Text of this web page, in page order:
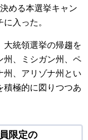
める本選挙キャン
入った。
統領選挙の帰趨を
州、ミシガン州、ペ
州、アリゾナ州とい
積極的に図りつつあ
限定の